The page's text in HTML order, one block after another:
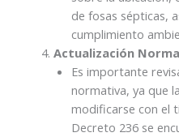
de fosas sépticas,
cumplimiento
Actualización
Es importante
normativa, ya que
modificarse con el
Decreto 236 se